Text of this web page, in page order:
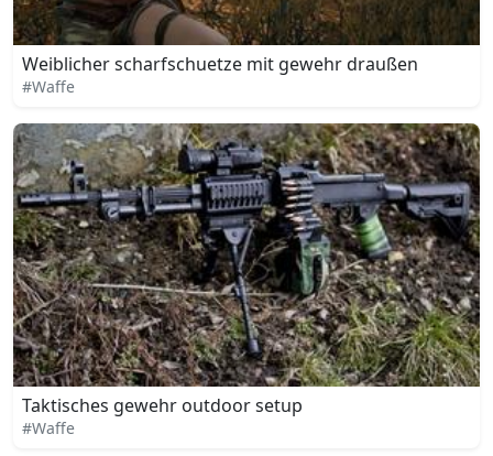
Weiblicher scharfschuetze mit gewehr draußen
#Waffe
Taktisches gewehr outdoor setup
#Waffe